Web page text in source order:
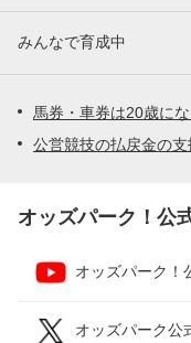
みんなで育成中
馬券・車券は20歳に
公営競技の払戻金の
オッズパーク！公
オッズパーク！
オッズパーク公